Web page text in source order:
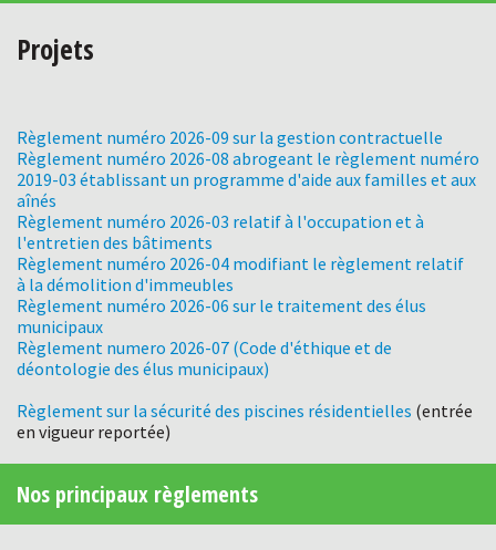
Projets
Règlement numéro 2026-09 sur la gestion contractuelle
Règlement numéro 2026-08 abrogeant le règlement numéro
2019-03 établissant un programme d'aide aux familles et aux
aînés
Règlement numéro 2026-03 relatif à l'occupation et à
l'entretien des bâtiments
Règlement numéro 2026-04 modifiant le règlement relatif
à la démolition d'immeubles
Règlement numéro 2026-06 sur le traitement des élus
municipaux
Règlement numero 2026-07 (Code d'éthique et de
déontologie des élus municipaux)
Règlement sur la sécurité des piscines résidentielles (entrée
en vigueur reportée)
Nos principaux règlements